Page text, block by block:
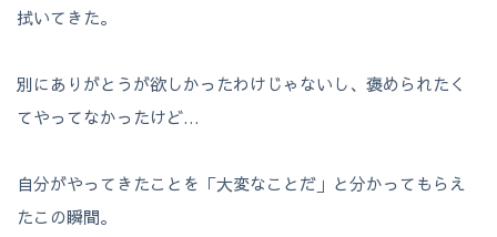
拭いてきた。
別にありがとうが欲しかったわけじゃないし、褒められたく
てやってなかったけど…
自分がやってきたことを「大変なことだ」と分かってもらえ
たこの瞬間。